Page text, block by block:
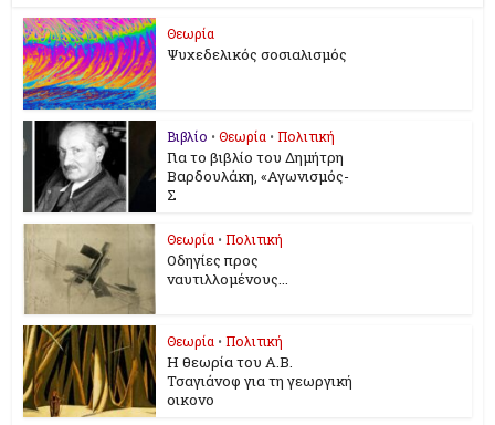
Θεωρία
Ψυχεδελικός σοσιαλισμός
Βιβλίο • Θεωρία • Πολιτική
Για το βιβλίο του Δημήτρη
Βαρδουλάκη, «Αγωνισμός-
Σ
Θεωρία • Πολιτική
Οδηγίες προς
ναυτιλλομένους...
Θεωρία • Πολιτική
Η θεωρία του Α.Β.
Τσαγιάνοφ για τη γεωργική
οικονο